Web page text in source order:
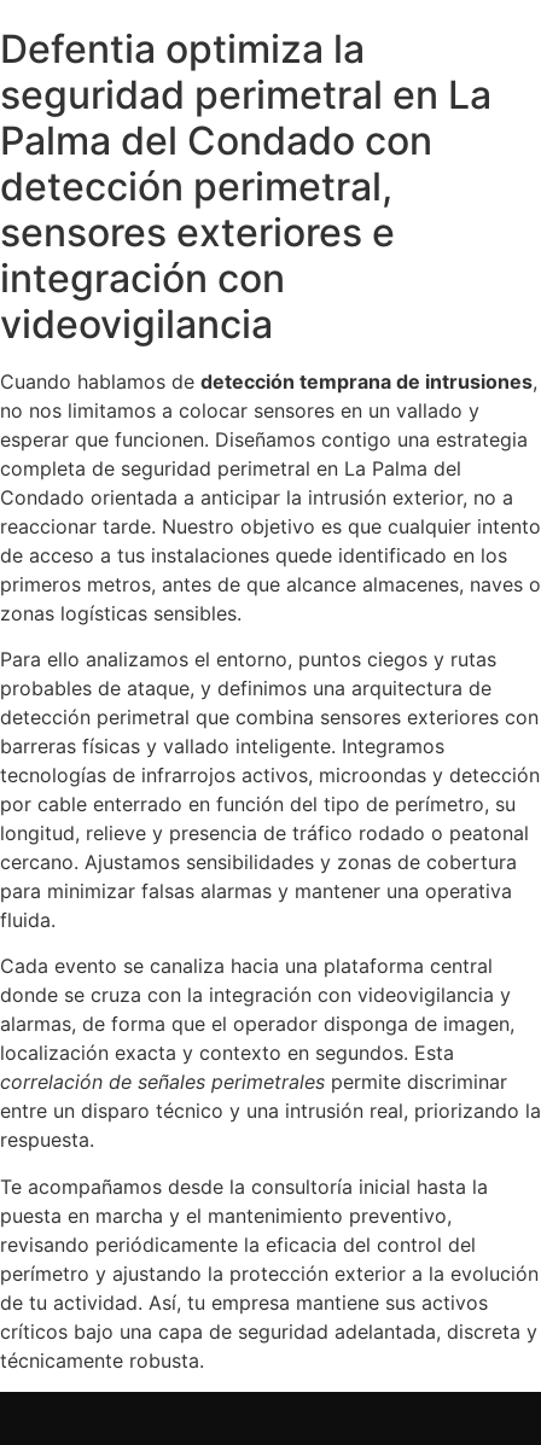
Defentia optimiza la
seguridad perimetral en La
Palma del Condado con
detección perimetral,
sensores exteriores e
integración con
videovigilancia
Cuando hablamos de detección temprana de intrusiones,
no nos limitamos a colocar sensores en un vallado y
esperar que funcionen. Diseñamos contigo una estrategia
completa de seguridad perimetral en La Palma del
Condado orientada a anticipar la intrusión exterior, no a
reaccionar tarde. Nuestro objetivo es que cualquier intento
de acceso a tus instalaciones quede identificado en los
primeros metros, antes de que alcance almacenes, naves o
zonas logísticas sensibles.
Para ello analizamos el entorno, puntos ciegos y rutas
probables de ataque, y definimos una arquitectura de
detección perimetral que combina sensores exteriores con
barreras físicas y vallado inteligente. Integramos
tecnologías de infrarrojos activos, microondas y detección
por cable enterrado en función del tipo de perímetro, su
longitud, relieve y presencia de tráfico rodado o peatonal
cercano. Ajustamos sensibilidades y zonas de cobertura
para minimizar falsas alarmas y mantener una operativa
fluida.
Cada evento se canaliza hacia una plataforma central
donde se cruza con la integración con videovigilancia y
alarmas, de forma que el operador disponga de imagen,
localización exacta y contexto en segundos. Esta
correlación de señales perimetrales permite discriminar
entre un disparo técnico y una intrusión real, priorizando la
respuesta.
Te acompañamos desde la consultoría inicial hasta la
puesta en marcha y el mantenimiento preventivo,
revisando periódicamente la eficacia del control del
perímetro y ajustando la protección exterior a la evolución
de tu actividad. Así, tu empresa mantiene sus activos
críticos bajo una capa de seguridad adelantada, discreta y
técnicamente robusta.